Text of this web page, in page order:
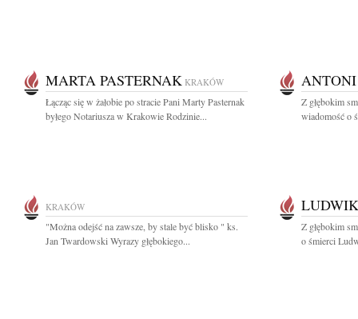
MARTA PASTERNAK KRAKÓW
Łącząc się w żałobie po stracie Pani Marty Pasternak
byłego Notariusza w Krakowie Rodzinie...
ANTONI
Z głębokim
wiadomość o
KRAKÓW
"Można odejść na zawsze, by stale być blisko " ks.
Jan Twardowski Wyrazy głębokiego...
Z głębokim
o śmierci